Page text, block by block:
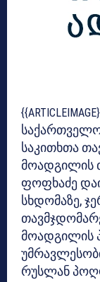
საკითხთა
მოადგილის
ფოფხაძე
სხდომაზე,
მოადგილის
რუსლან